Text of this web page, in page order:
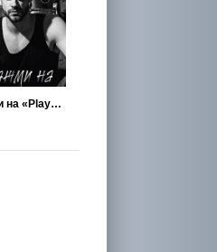
Нажми на «Play» (Сыграем)